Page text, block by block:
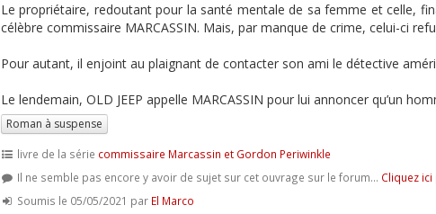
Le propriétaire, redoutant pour la santé mentale de sa femme et celle,
célèbre commissaire MARCASSIN. Mais, par manque de crime, celui-ci
Pour autant, il enjoint au plaignant de contacter son ami le détective
Le lendemain, OLD JEEP appelle MARCASSIN pour lui annoncer qu’un
Roman à suspense
livre de la série commissaire Marcassin et Gordon Periwinkle
Il ne semble pas encore y avoir de sujet sur cet ouvrage sur le forum... Cliquez
Soumis le 05/05/2021 par El Marco